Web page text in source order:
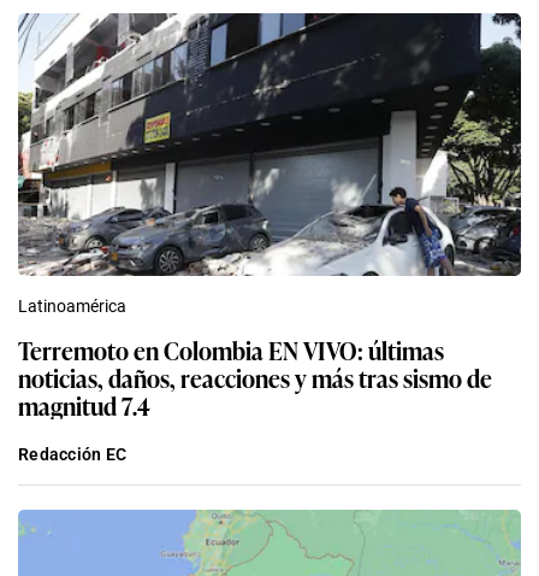
Latinoamérica
Terremoto en Colombia EN VIVO: últimas
noticias, daños, reacciones y más tras sismo de
magnitud 7.4
Redacción EC